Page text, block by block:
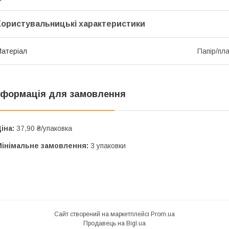
характеристики
Папір/
для замовлення
37,90 ₴/упаковка
замовлення: 3 упаковки
Сайт створений на маркетплейсі Prom.ua
Продавець на Bigl.ua